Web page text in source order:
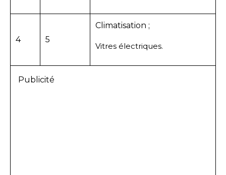
4 5
Climatisation ;
Vitres électriques.
Publicité